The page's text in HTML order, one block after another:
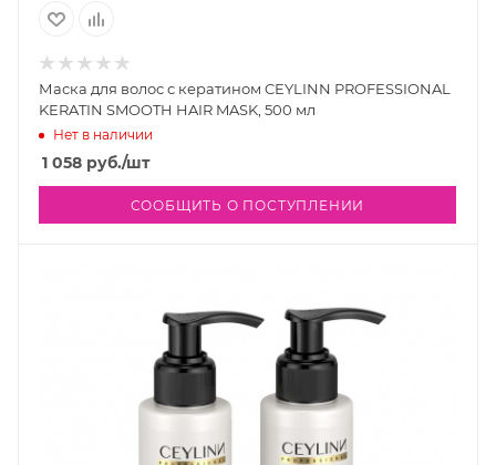
Маска для волос с кератином CEYLINN PROFESSIONAL
KERATIN SMOOTH HAIR MASK, 500 мл
Нет в наличии
1 058 руб./шт
СООБЩИТЬ О ПОСТУПЛЕНИИ